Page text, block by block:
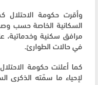
وأقرت حكومة الاحتلال
السكانية الخاصة حسب
مرافق سكنية وخدماتية،
في حالات الطوارئ.
كما أعلنت حكومة
لإحياء ما سمّته الذكرى